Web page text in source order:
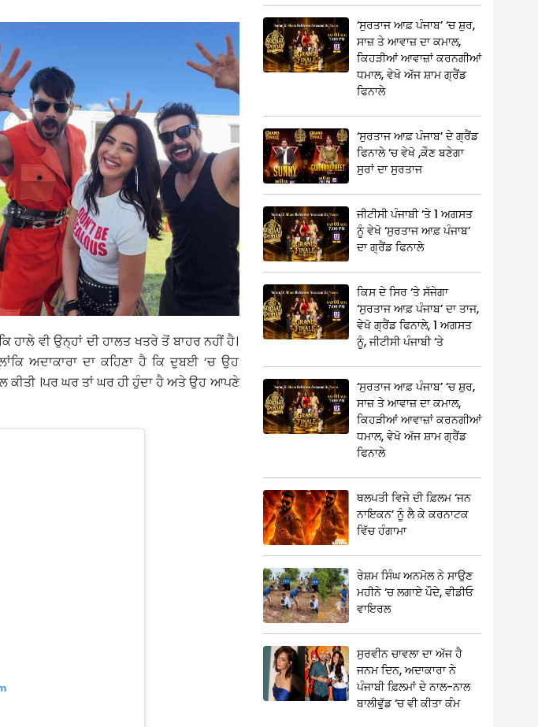
ਵੀ ਉਨ੍ਹਾਂ ਦੀ ਹਾਲਤ ਖਤਰੇ ਤੋਂ ਬਾਹਰ ਨਹੀਂ ਹੈ।
ਅਦਾਕਾਰਾ ਦਾ ਕਹਿਣਾ ਹੈ ਕਿ ਦੁਬਈ ‘ਚ ਉਹ
ਕੀਤੀ ।ਪਰ ਘਰ ਤਾਂ ਘਰ ਹੀ ਹੁੰਦਾ ਹੈ ਅਤੇ ਉਹ ਆਪਣੇ
‘ਸੁਰਤਾਜ ਆਫ਼ ਪੰਜਾਬ’ ‘ਚ ਸ਼ੁਰ,
ਸਾਜ਼ ਤੇ ਆਵਾਜ਼ ਦਾ ਕਮਾਲ,
ਕਿਹੜੀਆਂ ਆਵਾਜ਼ਾਂ ਕਰਨਗੀਆਂ
ਧਮਾਲ, ਵੇਖੋ ਅੱਜ ਸ਼ਾਮ ਗ੍ਰੈਂਡ
ਫਿਨਾਲੇ
‘ਸੁਰਤਾਜ ਆਫ਼ ਪੰਜਾਬ’ ਦੇ ਗ੍ਰੈਂਡ
ਫਿਨਾਲੇ ‘ਚ ਵੇਖੋ ,ਕੌਣ ਬਣੇਗਾ
ਸੁਰਾਂ ਦਾ ਸੁਰਤਾਜ
ਜੀਟੀਸੀ ਪੰਜਾਬੀ ‘ਤੇ 1 ਅਗਸਤ
ਨੂੰ ਵੇਖੋ ‘ਸੁਰਤਾਜ ਆਫ਼ ਪੰਜਾਬ’
ਦਾ ਗ੍ਰੈਂਡ ਫਿਨਾਲੇ
ਕਿਸ ਦੇ ਸਿਰ ‘ਤੇ ਸੱਜੇਗਾ
‘ਸੁਰਤਾਜ ਆਫ਼ ਪੰਜਾਬ’ ਦਾ ਤਾਜ,
ਵੇਖੋ ਗ੍ਰੈਂਡ ਫਿਨਾਲੇ, 1 ਅਗਸਤ
ਨੂੰ, ਜੀਟੀਸੀ ਪੰਜਾਬੀ ‘ਤੇ
‘ਸੁਰਤਾਜ ਆਫ਼ ਪੰਜਾਬ’ ‘ਚ ਸ਼ੁਰ,
ਸਾਜ਼ ਤੇ ਆਵਾਜ਼ ਦਾ ਕਮਾਲ,
ਕਿਹੜੀਆਂ ਆਵਾਜ਼ਾਂ ਕਰਨਗੀਆਂ
ਧਮਾਲ, ਵੇਖੋ ਅੱਜ ਸ਼ਾਮ ਗ੍ਰੈਂਡ
ਫਿਨਾਲੇ
ਥਲਪਤੀ ਵਿਜੇ ਦੀ ਫ਼ਿਲਮ ‘ਜਨ
ਨਾਇਕਨ’ ਨੂੰ ਲੈ ਕੇ ਕਰਨਾਟਕ
ਵਿੱਚ ਹੰਗਾਮਾ
ਰੇਸ਼ਮ ਸਿੰਘ ਅਨਮੋਲ ਨੇ ਸਾਉਣ
ਮਹੀਨੇ ‘ਚ ਲਗਾਏ ਪੌਦੇ, ਵੀਡੀਓ
ਵਾਇਰਲ
ਸੁਰਵੀਨ ਚਾਵਲਾ ਦਾ ਅੱਜ ਹੈ
ਜਨਮ ਦਿਨ, ਅਦਾਕਾਰਾ ਨੇ
ਪੰਜਾਬੀ ਫ਼ਿਲਮਾਂ ਦੇ ਨਾਲ-ਨਾਲ
ਬਾਲੀਵੁੱਡ ‘ਚ ਵੀ ਕੀਤਾ ਕੰਮ